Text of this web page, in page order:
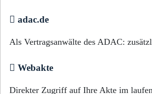
adac.de
Als Vertragsanwälte des ADAC:
Webakte
Direkter Zugriff auf Ihre Akte im